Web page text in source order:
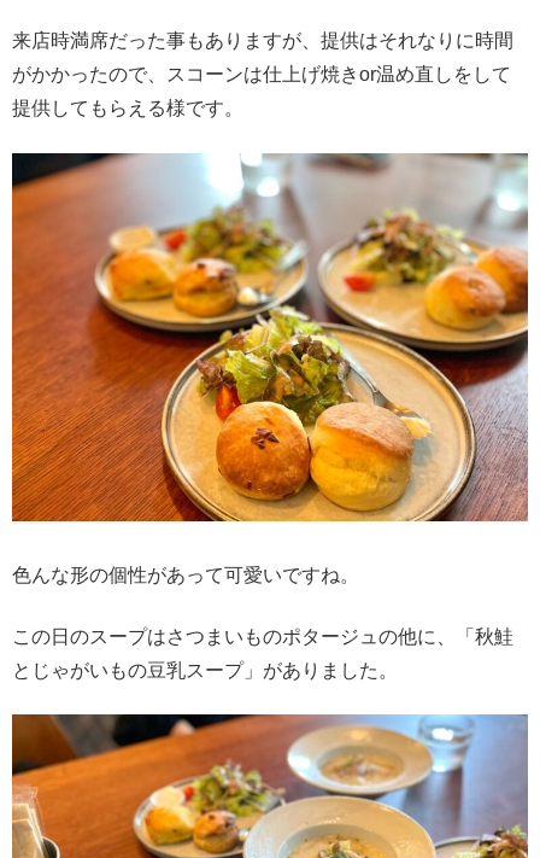
来店時満席だった事もありますが、提供はそれなりに時間
がかかったので、スコーンは仕上げ焼きor温め直しをして
提供してもらえる様です。
色んな形の個性があって可愛いですね。
この日のスープはさつまいものポタージュの他に、「秋鮭
とじゃがいもの豆乳スープ」がありました。